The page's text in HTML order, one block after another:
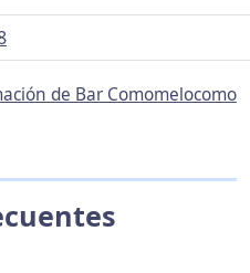
de Bar Comomelocomo